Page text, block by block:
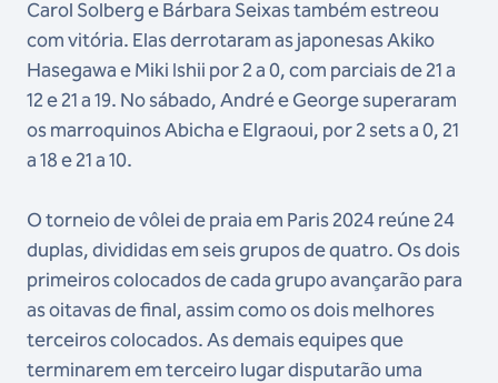
Carol Solberg e Bárbara Seixas também estreou
com vitória. Elas derrotaram as japonesas Akiko
Hasegawa e Miki Ishii por 2 a 0, com parciais de 21 a
12 e 21 a 19. No sábado, André e George superaram
os marroquinos Abicha e Elgraoui, por 2 sets a 0, 21
a 18 e 21 a 10.
O torneio de vôlei de praia em Paris 2024 reúne 24
duplas, divididas em seis grupos de quatro. Os dois
primeiros colocados de cada grupo avançarão para
as oitavas de final, assim como os dois melhores
terceiros colocados. As demais equipes que
terminarem em terceiro lugar disputarão uma